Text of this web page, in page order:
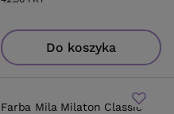
Do koszyka
Farba Mila Milaton Classic